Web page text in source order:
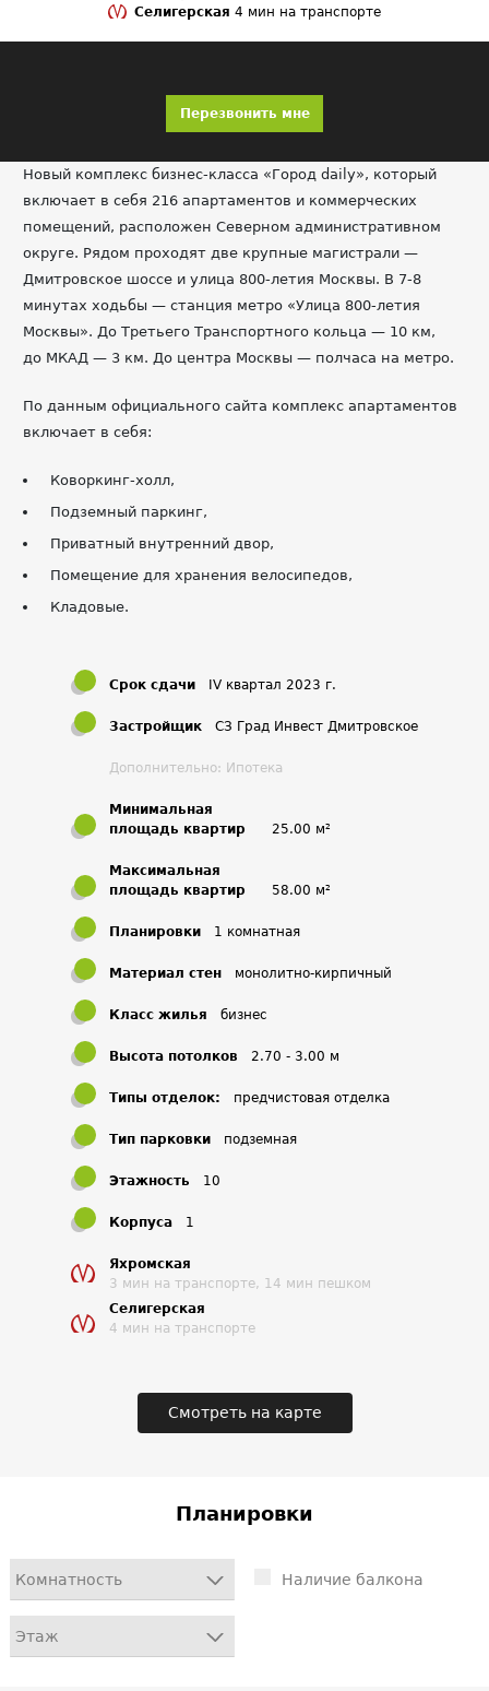
Селигерская 4 мин на транспорте
Перезвонить мне
Новый комплекс бизнес-класса «Город daily», который
включает в себя 216 апартаментов и коммерческих
помещений, расположен Северном административном
округе. Рядом проходят две крупные магистрали —
Дмитровское шоссе и улица 800-летия Москвы. В 7-8
минутах ходьбы — станция метро «Улица 800-летия
Москвы». До Третьего Транспортного кольца — 10 км,
до МКАД — 3 км. До центра Москвы — полчаса на метро.
По данным официального сайта комплекс апартаментов
включает в себя:
Коворкинг-холл,
Подземный паркинг,
Приватный внутренний двор,
Помещение для хранения велосипедов,
Кладовые.
Срок сдачи IV квартал 2023 г.
Застройщик СЗ Град Инвест Дмитровское
Дополнительно: Ипотека
Минимальная
площадь квартир
25.00 м²
Максимальная
площадь квартир
58.00 м²
Планировки 1 комнатная
Материал стен монолитно-кирпичный
Класс жилья бизнес
Высота потолков 2.70 - 3.00 м
Типы отделок: предчистовая отделка
Тип парковки подземная
Этажность 10
Корпуса 1
Яхромская
3 мин на транспорте, 14 мин пешком
Селигерская
4 мин на транспорте
Смотреть на карте
Планировки
Комнатность Наличие балкона
Этаж